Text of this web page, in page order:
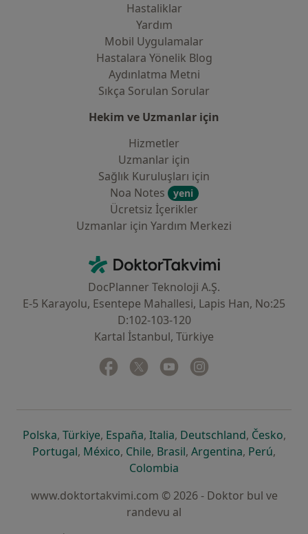
Hastaliklar
Yardım
Mobil Uygulamalar
Hastalara Yönelik Blog
Aydınlatma Metni
Sıkça Sorulan Sorular
Hekim ve Uzmanlar için
Hizmetler
Uzmanlar için
Sağlık Kuruluşları için
Noa Notes
yeni
Ücretsiz İçerikler
Uzmanlar için Yardım Merkezi
DoktorTakvimi - Ana Sayfa
DocPlanner Teknoloji A.Ş.
E-5 Karayolu, Esentepe Mahallesi, Lapis Han, No:25
D:102-103-120
Kartal İstanbul, Türkiye
Facebook
yeni bir sekmede açılır
Twitter
yeni bir sekmede açılır
Youtube
yeni bir sekmede açılır
Polskayeni bir sekmede açılır
, Türkiyeyeni bir sekmede açılır
, Españayeni bir sekmede açılır
, Italiayeni bir sekmede açılır
, Deutschlandyeni bir
, Českoyeni
,
Portugalyeni bir sekmede açılır
, Méxicoyeni bir sekmede açılır
, Chileyeni bir sekmede açılır
, Brasilyeni bir sekmede açılır
, Argentinayeni bir
, Perúyeni
,
Colombia
www.doktortakvimi.com © 2026 - Doktor bul ve
randevu al